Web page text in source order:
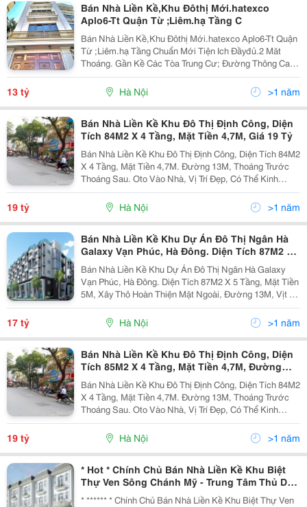
Bán Nhà Liền Kề,Khu Đôthị Mới.hatexco
Aplo6-Tt Quận Từ ;Liêm.hạ Tầng C
Bán Nhà Liền Kề,Khu Đôthị Mới.hatexco Aplo6-Tt Quận
Từ ;Liêm.hạ Tầng Chuẩn Mới Tiện Ich Đầyđủ.2 Măt
Thoáng. Gần Kề Các Tòa Trung Cư; Đường Thông Cac
Tuyến.ô Tô Vào Cửa .Sư Dung Làm Văn Phong, Nhà Ở
Hay Kinh Doanh87M2 Tiền 5M.sô Đỏ Vuông Săn Sàng
13 tỷ Hà Nội >1 năm
Bán Nhà Liền Kề Khu Đô Thị Định Công, Diện
Tích 84M2 X 4 Tầng, Mặt Tiền 4,7M, Giá 19 Tỷ
Bán Nhà Liền Kề Khu Đô Thị Định Công, Diện Tích 84M2
X 4 Tầng, Mặt Tiền 4,7M. Đường 13M, Thoáng Trước
Thoáng Sau. Oto Vào Nhà, Vị Trí Đẹp, Có Thể Kinh
Doanh, Làm Văn Phòng. Khu Dân Trí Cao, An Ninh Tốt.
Sổ Đỏ Chính Chủ, Giá Bán 19 Tỷ. Liên Hệ: Chị...
19 tỷ Hà Nội >1 năm
Bán Nhà Liền Kề Khu Dự Án Đô Thị Ngân Hà
Galaxy Vạn Phúc, Hà Đông. Diện Tích 87M2 X
5 Tầng, Mặt Tiền 5M, 17 Tỷ
Bán Nhà Liền Kề Khu Dự Án Đô Thị Ngân Hà Galaxy
Vạn Phúc, Hà Đông. Diện Tích 87M2 X 5 Tầng, Mặt Tiền
5M, Xây Thô Hoàn Thiện Mặt Ngoài, Đường 13M, Vịt Trí
Đẹp, Khu Dân Trí Cao, Sổ Đỏ Chính Chủ. Giá Bán 17 Tỷ.
Liên Hệ: Chị Lan - 098 3434 098
17 tỷ Hà Nội >1 năm
Bán Nhà Liền Kề Khu Đô Thị Định Công, Diện
Tích 85M2 X 4 Tầng, Mặt Tiền 4,7M, Đường
13M, Vị Trí Đẹp
Bán Nhà Liền Kề Khu Đô Thị Định Công, Diện Tích 84M2
X 4 Tầng, Mặt Tiền 4,7M. Đường 13M, Thoáng Trước
Thoáng Sau. Oto Vào Nhà, Vị Trí Đẹp, Có Thể Kinh
Doanh, Làm Văn Phòng. Khu Dân Trí Cao, An Ninh Tốt.
Sổ Đỏ Chính Chủ, Giá Bán 19 Tỷ. Liên Hệ: Chị...
19 tỷ Hà Nội >1 năm
* Hot * Chính Chủ Bán Nhà Liền Kề Khu Biệt
Thự Ven Sông Chánh Mỹ - Trung Tâm Thủ Dầu
Một - Bình Dương *
* ****** * Chính Chủ Bán Nhà Liền Kề Khu Biệt Thự Ven